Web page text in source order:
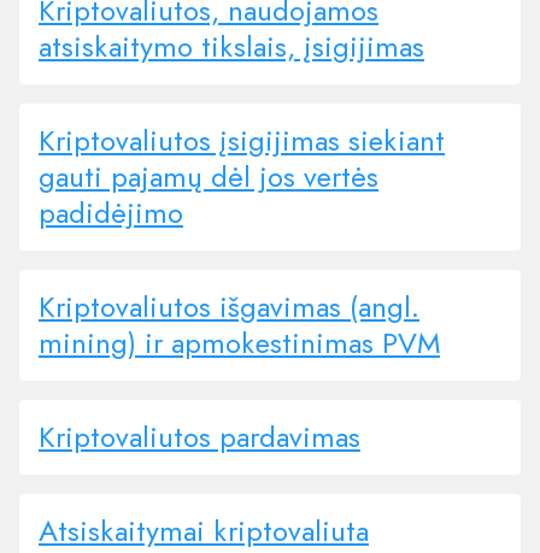
Kriptovaliutos, naudojamos
atsiskaitymo tikslais, įsigijimas
Kriptovaliutos įsigijimas siekiant
gauti pajamų dėl jos vertės
padidėjimo
Kriptovaliutos išgavimas (angl.
mining) ir apmokestinimas PVM
Kriptovaliutos pardavimas
Atsiskaitymai kriptovaliuta